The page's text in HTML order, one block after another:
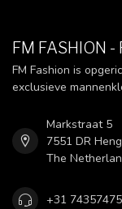
FM FASHION -
FM Fashion is
exclusieve
Markstraat 5
7551 DR
The
+31